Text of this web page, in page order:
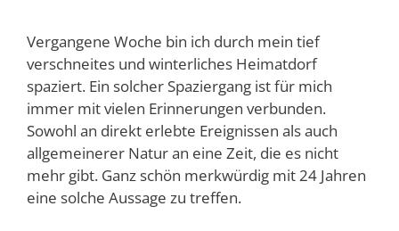
Vergangene Woche bin ich durch mein tief
verschneites und winterliches Heimatdorf
spaziert. Ein solcher Spaziergang ist für mich
immer mit vielen Erinnerungen verbunden.
Sowohl an direkt erlebte Ereignissen als auch
allgemeinerer Natur an eine Zeit, die es nicht
mehr gibt. Ganz schön merkwürdig mit 24 Jahren
eine solche Aussage zu treffen.